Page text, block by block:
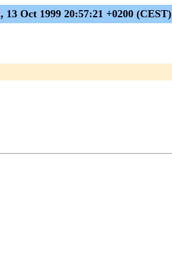
13 Oct 1999 20:57:21 +0200 (CEST)